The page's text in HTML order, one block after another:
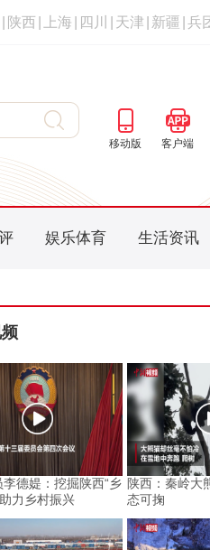
陕西 上海 四川 天津 新疆 兵
移动版 客户端
娱乐体育 生活资讯
德媞：挖掘陕西“乡
力乡村振兴
陕西：秦岭大
态可掬